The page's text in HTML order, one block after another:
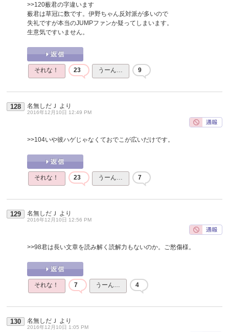
>>120薮君の字違います
薮君は草冠に数です。伊野ちゃん反対派が多いので
失礼ですが本当のJUMPファンか疑ってしまいます。
生意気ですいません。
それな！ 23 うーん… 9
128 名無しだＪ より
2016年12月10日 12:49 PM
>>104いや彼ハゲじゃなくておでこが広いだけです。
それな！ 23 うーん… 7
129 名無しだＪ より
2016年12月10日 12:56 PM
>>98君は長い文章を読み解く読解力もないのか。ご愁傷様。
それな！ 7 うーん… 4
130 名無しだＪ より
2016年12月10日 1:05 PM